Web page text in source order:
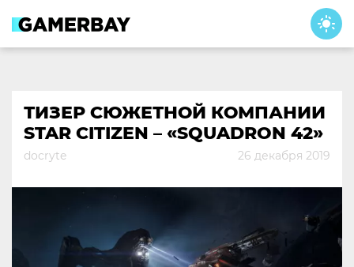
content
ТИЗЕР СЮЖЕТНОЙ КОМПАНИИ
STAR CITIZEN – «SQUADRON 42»
docryte 26 декабря 2019